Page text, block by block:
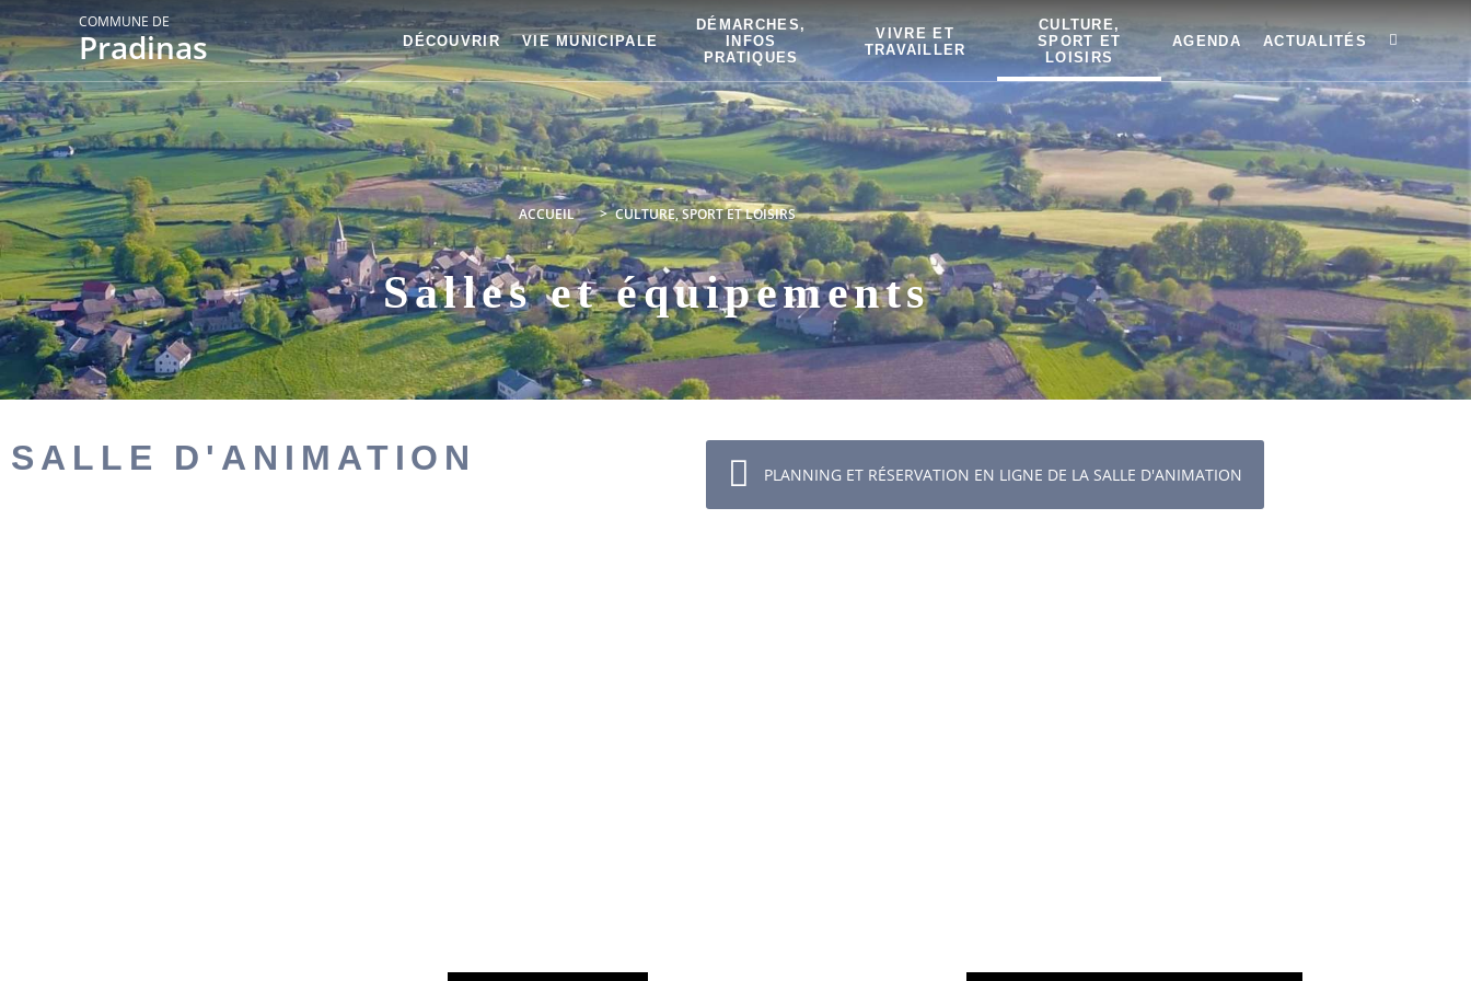
COMMUNE DE
Pradinas DÉCOUVRIR VIE MUNICIPALE
DÉMARCHES,
INFOS
PRATIQUES
VIVRE ET
TRAVAILLER
CULTURE,
SPORT ET
LOISIRS
AGENDA ACTUALITÉS
ACCUEIL > CULTURE, SPORT ET LOISIRS
Salles et équipements
SALLE D'ANIMATION PLANNING ET RÉSERVATION EN LIGNE DE LA SALLE D'ANIMATION